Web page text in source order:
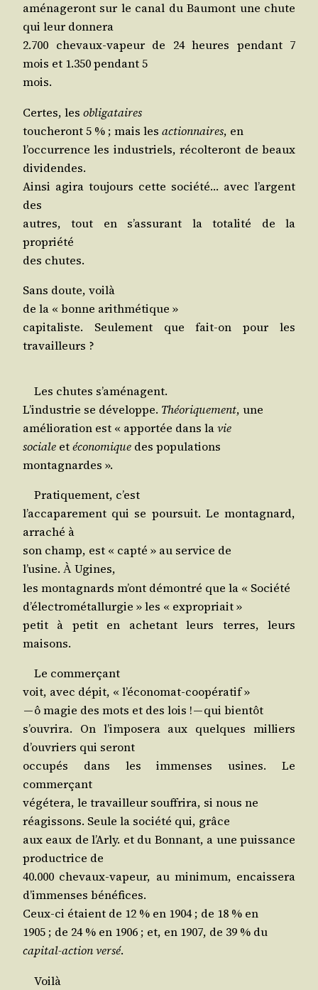
amé­na­ge­ront sur le canal du Bau­mont une chute
qui leur donnera
2.700 che­vaux-vapeur de 24 heures pen­dant 7
mois et 1.350 pen­dant 5
mois.
Certes, les obli­ga­taires
tou­che­ront 5 % ; mais les action­naires, en
l’oc­cur­rence les indus­triels, récol­te­ront de beaux
dividendes.
Ain­si agi­ra tou­jours cette socié­té… avec l’argent
des
autres, tout en s’as­su­rant la tota­li­té de la
propriété
des chutes.
Sans doute, voilà
de la « bonne arithmétique »
capi­ta­liste. Seule­ment que fait-on pour les
travailleurs ?
Les chutes s’aménagent.
L’in­dus­trie se déve­loppe. Théo­ri­que­ment, une
amé­lio­ra­tion est « appor­tée dans lavie
sociale etéco­no­mique des populations
montagnardes ».
Pra­ti­que­ment, c’est
l’ac­ca­pa­re­ment qui se pour­suit. Le mon­ta­gnard,
arra­ché à
son champ, est « cap­té » au ser­vice de
l’u­sine. À Ugines,
les mon­ta­gnards m’ont démon­tré que la « Société
d’élec­tro­mé­tal­lur­gie » les « expropriait »
petit à petit en ache­tant leurs terres, leurs
maisons.
Le commerçant
voit, avec dépit, « l’économat-coopératif »
— ô magie des mots et des lois ! — qui bientôt
s’ou­vri­ra. On l’im­po­se­ra aux quelques mil­liers
d’ou­vriers qui seront
occu­pés dans les immenses usines. Le
commerçant
végé­te­ra, le tra­vailleur souf­fri­ra, si nous ne
réagis­sons. Seule la socié­té qui, grâce
aux eaux de l’Ar­ly. et du Bon­nant, a une puis­sance
pro­duc­trice de
40.000 che­vaux-vapeur, au mini­mum, encais­se­ra
d’im­menses bénéfices.
Ceux-ci étaient de 12 % en 1904 ; de 18 % en
1905 ; de 24 % en 1906 ; et, en 1907, de 39 % du
capi­tal-action ver­sé.
Voilà